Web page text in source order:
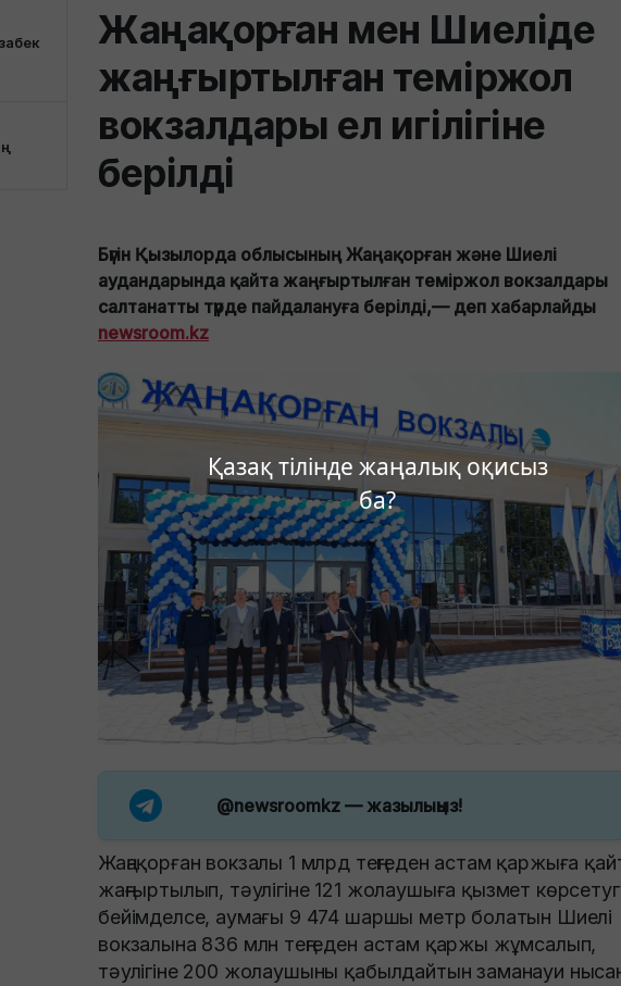
Қазақ тілінде жаңалық оқисыз
ба?
Жаңақорған мен Шиеліде
жаңғыртылған теміржол
вокзалдары ел игілігіне
берілді
Бүгін Қызылорда облысының Жаңақорған және Шиелі
аудандарында қайта жаңғыртылған теміржол вокзалдары
салтанатты түрде пайдалануға берілді,— деп хабарлайды
newsroom.kz
@newsroomkz— жазылыңыз!
Жаңақорған вокзалы 1 млрд теңгеден астам қаржыға
жаңғыртылып, тәулігіне 121 жолаушыға қызмет
бейімделсе, аумағы 9 474 шаршы метр болатын Шиелі
вокзалына 836 млн теңгеден астам қаржы жұмсалып,
тәулігіне 200 жолаушыны қабылдайтын заманауи